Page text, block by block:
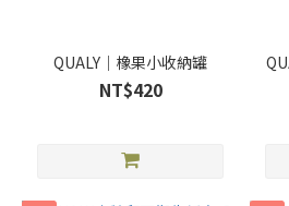
QUALY｜橡果小收納罐
NT$420